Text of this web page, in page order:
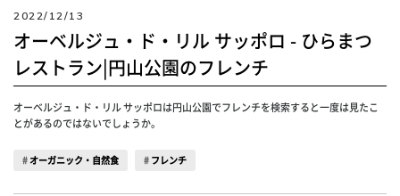
2022/12/13
オーベルジュ・ド・リル サッポロ - ひらまつ
レストラン|円山公園のフレンチ
オーベルジュ・ド・リル サッポロは円山公園でフレンチを検索すると一度は見たこ
とがあるのではないでしょうか。
オーガニック・自然食 フレンチ